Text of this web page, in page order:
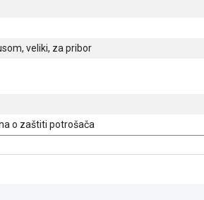
veliki, za pribor
o zaštiti potrošača